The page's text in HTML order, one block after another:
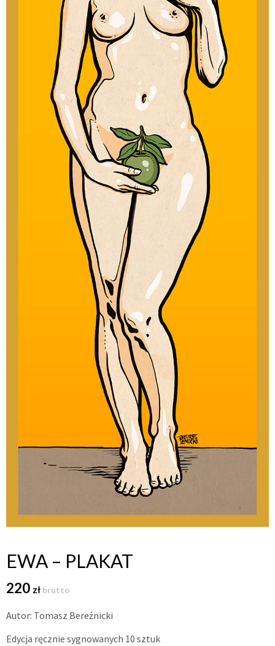
EWA – PLAKAT
220 zł brutto
Autor: Tomasz Bereźnicki
Edycja ręcznie sygnowanych 10 sztuk